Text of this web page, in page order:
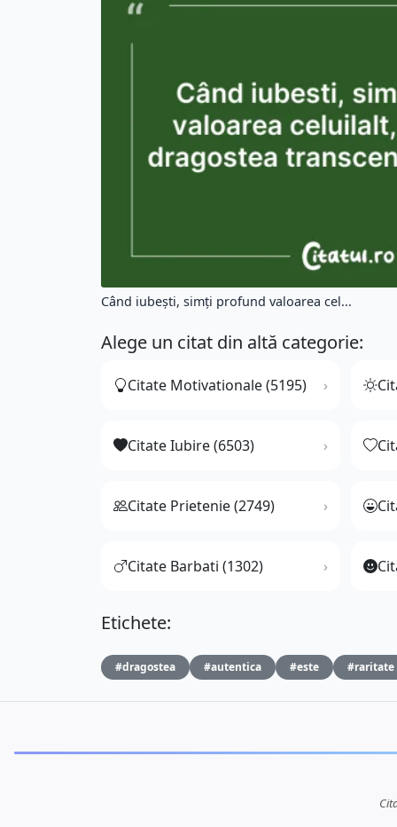
Când iubești, simți profund valoarea cel...
Alege un citat din altă categorie:
Citate Motivationale (5195)
Citate Iubire (6503)
Citate Prietenie (2749)
Citate Barbati (1302)
Etichete:
#dragostea #autentica #este #raritate